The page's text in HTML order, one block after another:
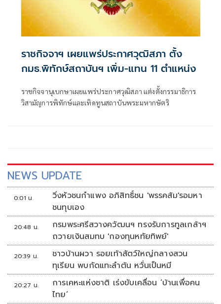
ราชกิจจาฯ เผยแพร่ประกาศวุฒิสภา ตั้ง
กมธ.พิทักษ์สถาบันฯ เพิ่ม-แทน 11 ตำแหน่ง
ราชกิจจานุเบกษาเผยแพร่ประกาศวุฒิสภา แต่งตั้งกรรมาธิการ
วิสามัญการพิทักษ์และเทิดทูนสถาบันพระมหากษัตริ
NEWS UPDATE
0:01 น.
วิ่งหัวชนกำแพง อภิสิทธิ์ชน 'พรรคส้ม'รอมหา
ชนทุบเอง
20:48 น.
กรมพระศรีสวางควัฒนฯ ทรงรับการทูลเกล้าฯ
ถวายเงินสมทบ 'กองทุนหทัยทิพย์'
20:39 น.
ชาวบ้านผวา รอยเท้าสัตว์ใหญ่กลางสวน
ทุเรียน พบกัดแทะลำต้น หวั่นเป็นหมี
20:27 น.
การเคหะแห่งชาติ เร่งขับเคลื่อน ‘บ้านเพื่อคน
ไทย’